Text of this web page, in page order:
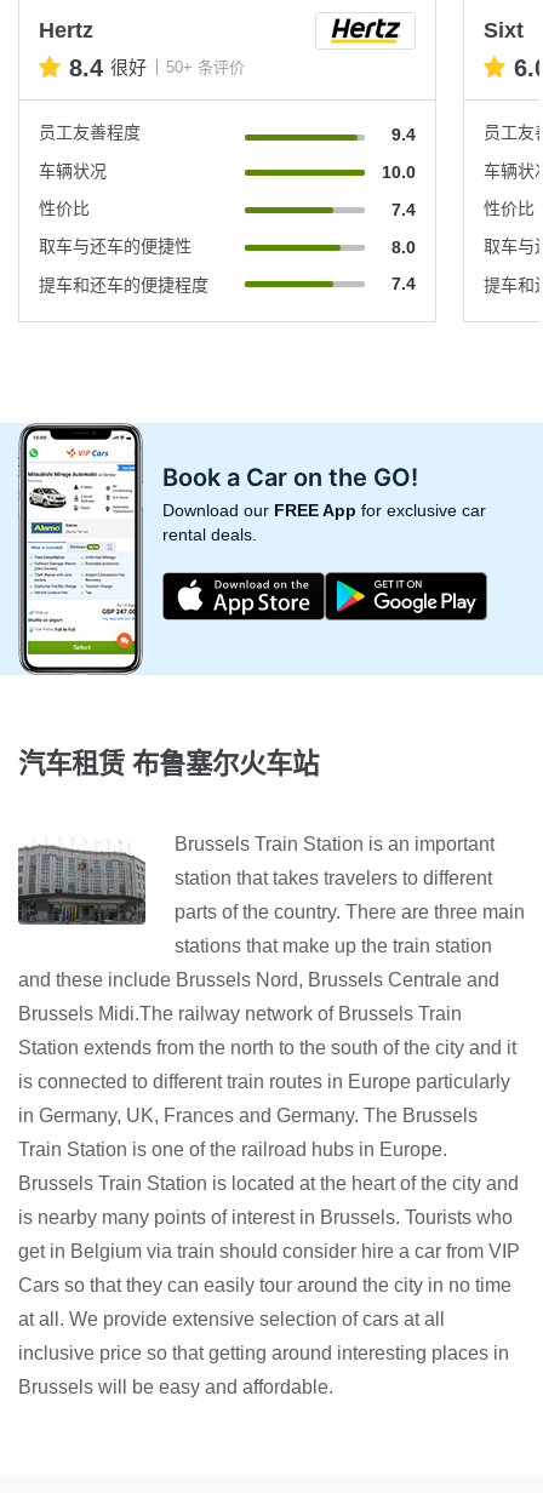
Hertz
8.4 很好 50+ 条评价
员工友善程度
9.4
车辆状况
10.0
性价比
7.4
取车与还车的便捷性
8.0
提车和还车的便捷程度
7.4
Sixt
员工友
车辆状
性价比
取车与
提车和
Book a Car on the GO!
Download our FREE App for exclusive car
rental deals.
汽车租赁 布鲁塞尔火车站
Brussels Train Station is an important
station that takes travelers to different
parts of the country. There are three main
stations that make up the train station
and these include Brussels Nord, Brussels Centrale and
Brussels Midi.The railway network of Brussels Train
Station extends from the north to the south of the city and it
is connected to different train routes in Europe particularly
in Germany, UK, Frances and Germany. The Brussels
Train Station is one of the railroad hubs in Europe.
Brussels Train Station is located at the heart of the city and
is nearby many points of interest in Brussels. Tourists who
get in Belgium via train should consider hire a car from VIP
Cars so that they can easily tour around the city in no time
at all. We provide extensive selection of cars at all
inclusive price so that getting around interesting places in
Brussels will be easy and affordable.